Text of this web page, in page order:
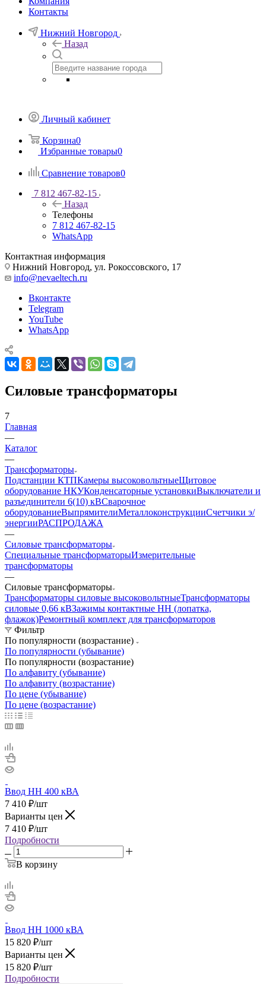
Контакты
Нижний Новгород
Назад
Личный кабинет
Корзина0
Избранные товары0
Сравнение товаров0
7 812 467-82-15
Назад
Телефоны
7 812 467-82-15
WhatsApp
Контактная информация
Нижний Новгород, ул. Рокоссовского, 17
info@nevaeltech.ru
Вконтакте
Telegram
YouTube
WhatsApp
Силовые трансформаторы
7
Главная
—
Каталог
—
Трансформаторы
Подстанции КТПКамеры высоковольтныеЩитовое
оборудование НКУКонденсаторные установкиВыключатели и
разъединители 6(10) кВСварочное
оборудованиеВыпрямителиМеталлоконструкцииСчетчики э/
энергииРАСПРОДАЖА
—
Силовые трансформаторы
Специальные трансформаторыИзмерительные
трансформаторы
—
Силовые трансформаторы
Трансформаторы силовые высоковольтныеТрансформаторы
силовые 0,66 кВЗажимы контактные НН (лопатка,
флажок)Ремонтный комплект для трансформаторов
Фильтр
По популярности (возрастание)
По популярности (убывание)
По популярности (возрастание)
По алфавиту (убывание)
По алфавиту (возрастание)
По цене (убывание)
По цене (возрастание)
Ввод НН 400 кВА
7 410 ₽/шт
Варианты цен
7 410 ₽/шт
Подробности
В корзину
Ввод НН 1000 кВА
15 820 ₽/шт
Варианты цен
15 820 ₽/шт
Подробности